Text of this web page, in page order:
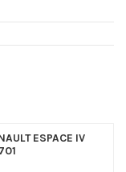
ESPACE IV